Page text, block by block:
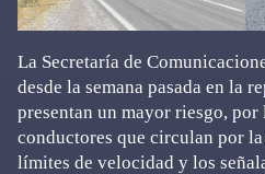
La Secretaría de
desde la semana pasada en la
presentan un mayor riesgo,
conductores que circulan por
límites de velocidad y los